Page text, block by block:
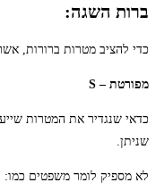
ברות השגה:
כדי להציב מטרות ברורות,
מפורטת – S
כדאי שנגדיר את המטרות
שניתן.
לא מספיק לומר משפטים